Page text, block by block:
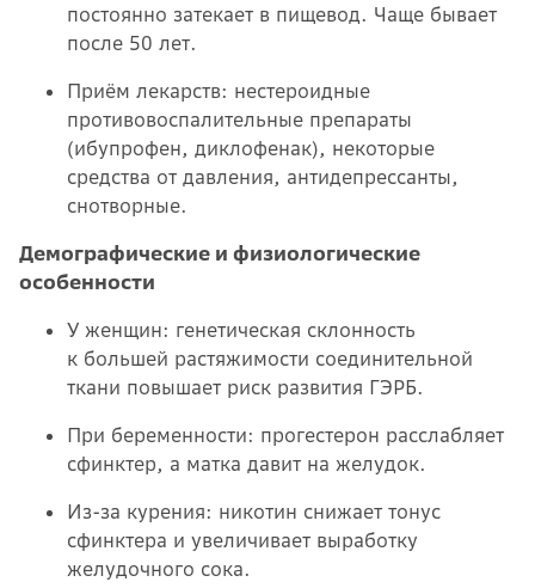
постоянно затекает в пищевод. Чаще бывает
после 50 лет.
Приём лекарств: нестероидные
противовоспалительные препараты
(ибупрофен, диклофенак), некоторые
средства от давления, антидепрессанты,
снотворные.
Демографические и физиологические
особенности
У женщин: генетическая склонность
к большей растяжимости соединительной
ткани повышает риск развития ГЭРБ.
При беременности: прогестерон расслабляет
сфинктер, а матка давит на желудок.
Из-за курения: никотин снижает тонус
сфинктера и увеличивает выработку
желудочного сока.